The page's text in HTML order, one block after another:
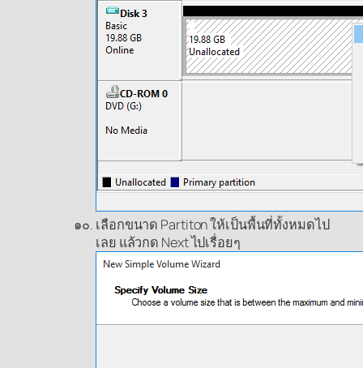
เลือกขนาด Partiton ให้เป็นพื้นที่ทั้งหมดไป
เลย แล้วกด Next ไปเรื่อยๆ